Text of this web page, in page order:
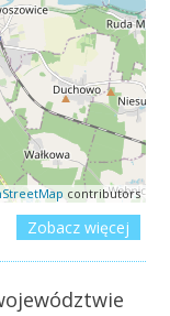
contributors
Zobacz więcej